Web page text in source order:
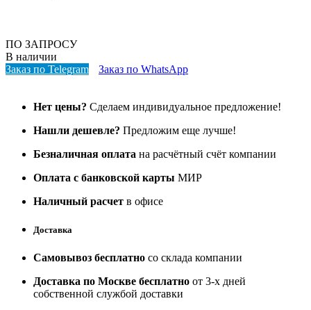
ПО ЗАПРОСУ
В наличии
Заказ по Telegram
Заказ по WhatsApp
Нет цены? Сделаем индивидуальное предложение!
Нашли дешевле? Предложим еще лучше!
Безналичная оплата на расчётный счёт компании
Оплата с банковской карты МИР
Наличный расчет в офисе
Доставка
Самовывоз бесплатно со склада компании
Доставка по Москве бесплатно от 3-х дней
собственной службой доставки